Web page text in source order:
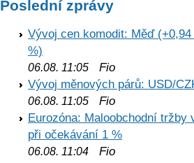
Poslední zprávy
Vývoj cen komodit: Měď
%)
06.08. 11:05 Fio
Vývoj měnových párů: USD/
06.08. 11:05 Fio
Eurozóna: Maloobchodní
při očekávání 1 %
06.08. 11:04 Fio